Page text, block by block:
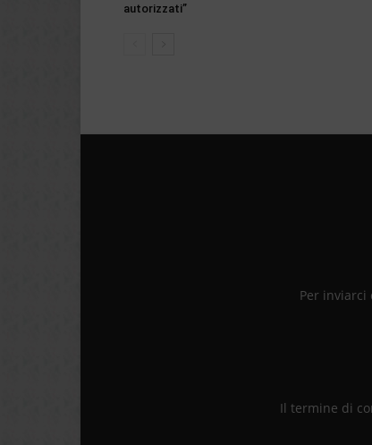
autorizzati”
Per inviarci
Il termine di